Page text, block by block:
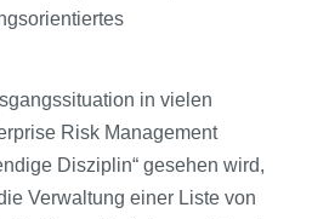
in vielen
Risk Management
Disziplin“ gesehen wird,
Verwaltung einer Liste von